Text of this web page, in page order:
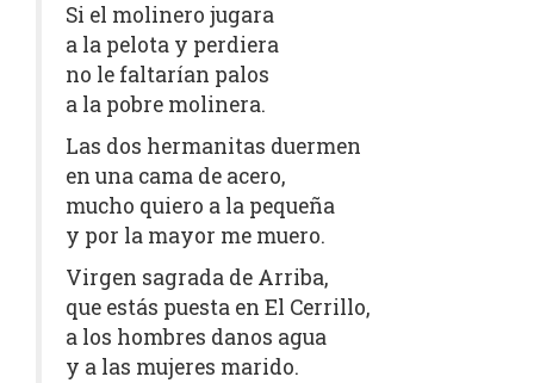
Si el molinero jugara
a la pelota y perdiera
no le faltarían palos
a la pobre molinera.
Las dos hermanitas duermen
en una cama de acero,
mucho quiero a la pequeña
y por la mayor me muero.
Virgen sagrada de Arriba,
que estás puesta en El Cerrillo,
a los hombres danos agua
y a las mujeres marido.